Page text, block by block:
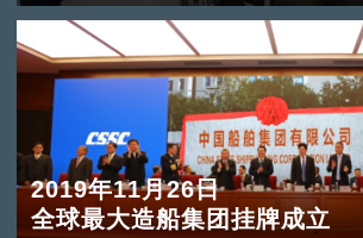
2019年11月26日
全球最大造船集团挂牌成立